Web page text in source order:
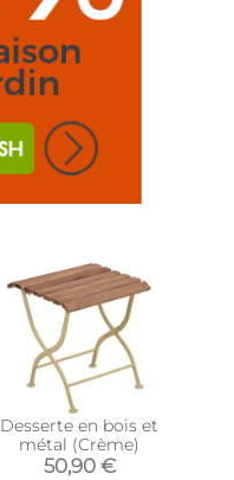
Desserte en bois et
métal (Crème)
50,90 €